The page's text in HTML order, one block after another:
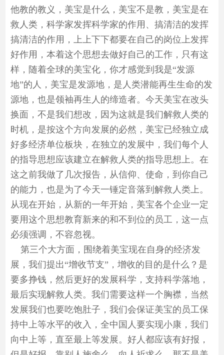
他教的教义，美宝是什么，美宝不是教，美宝是在
救人类，科学家发挥科学家的作用、搞清洁的发挥
搞清洁的作用，上上下下都要在自己的岗位上发挥
好作用，本着这个思想去做好自己的工作，只有这
样，随着全球的美宝化，你才感觉到我是“发源
地”的人，美宝是发源地，是人类潜能再生生命的发
源地，也是领袖再生人的缔造者。今天美宝在改头
换面，不是我们想改，因为这就是我们解救人类的
时机，是按这个方向发展的必然，美宝已经独立成
好多经济单位板块，在独立的发展中，我们每个人
的指导思想应该建立在解救人类的指导思想上。在
这之前我做了几次报告，从信仰、使命，到你自己
的能力，也是为了今天一锤定音落到解救人类上。
从现在开始，从新的一年开始，美宝各个企业一定
要用这个思想教育新来的和不到位的员工，这一点
必须强调，不容忽视。
第三个大方面，围绕着美宝现在自身的经济发
展，我们提出“增收节支”，增收的目的是什么？是
要多挣钱，然后更好的发展科学，支持科学落地，
最后实现解救人类。我们需要这样一个胸襟，当然
发展我们也要吃饱肚子，我们会保证美宝的员工保
持中上等水平的收入，全中国人要实现小康，我们
向中上等，直至最上等发展。好人都应该有好报，